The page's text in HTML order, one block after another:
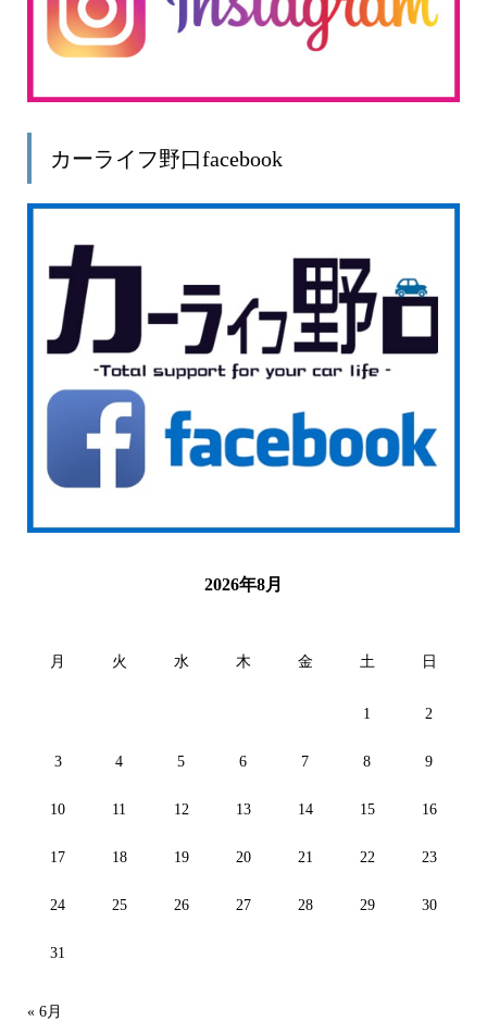
カーライフ野口facebook
2026年8月
月 火 水 木 金 土 日
1 2
3 4 5 6 7 8 9
10 11 12 13 14 15 16
17 18 19 20 21 22 23
24 25 26 27 28 29 30
31
« 6月